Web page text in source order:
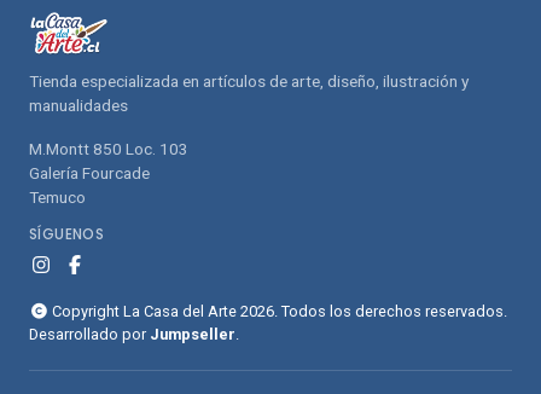
Tienda especializada en artículos de arte, diseño, ilustración y
manualidades
M.Montt 850 Loc. 103
Galería Fourcade
Temuco
SÍGUENOS
Copyright La Casa del Arte 2026. Todos los derechos reservados.
Desarrollado por Jumpseller